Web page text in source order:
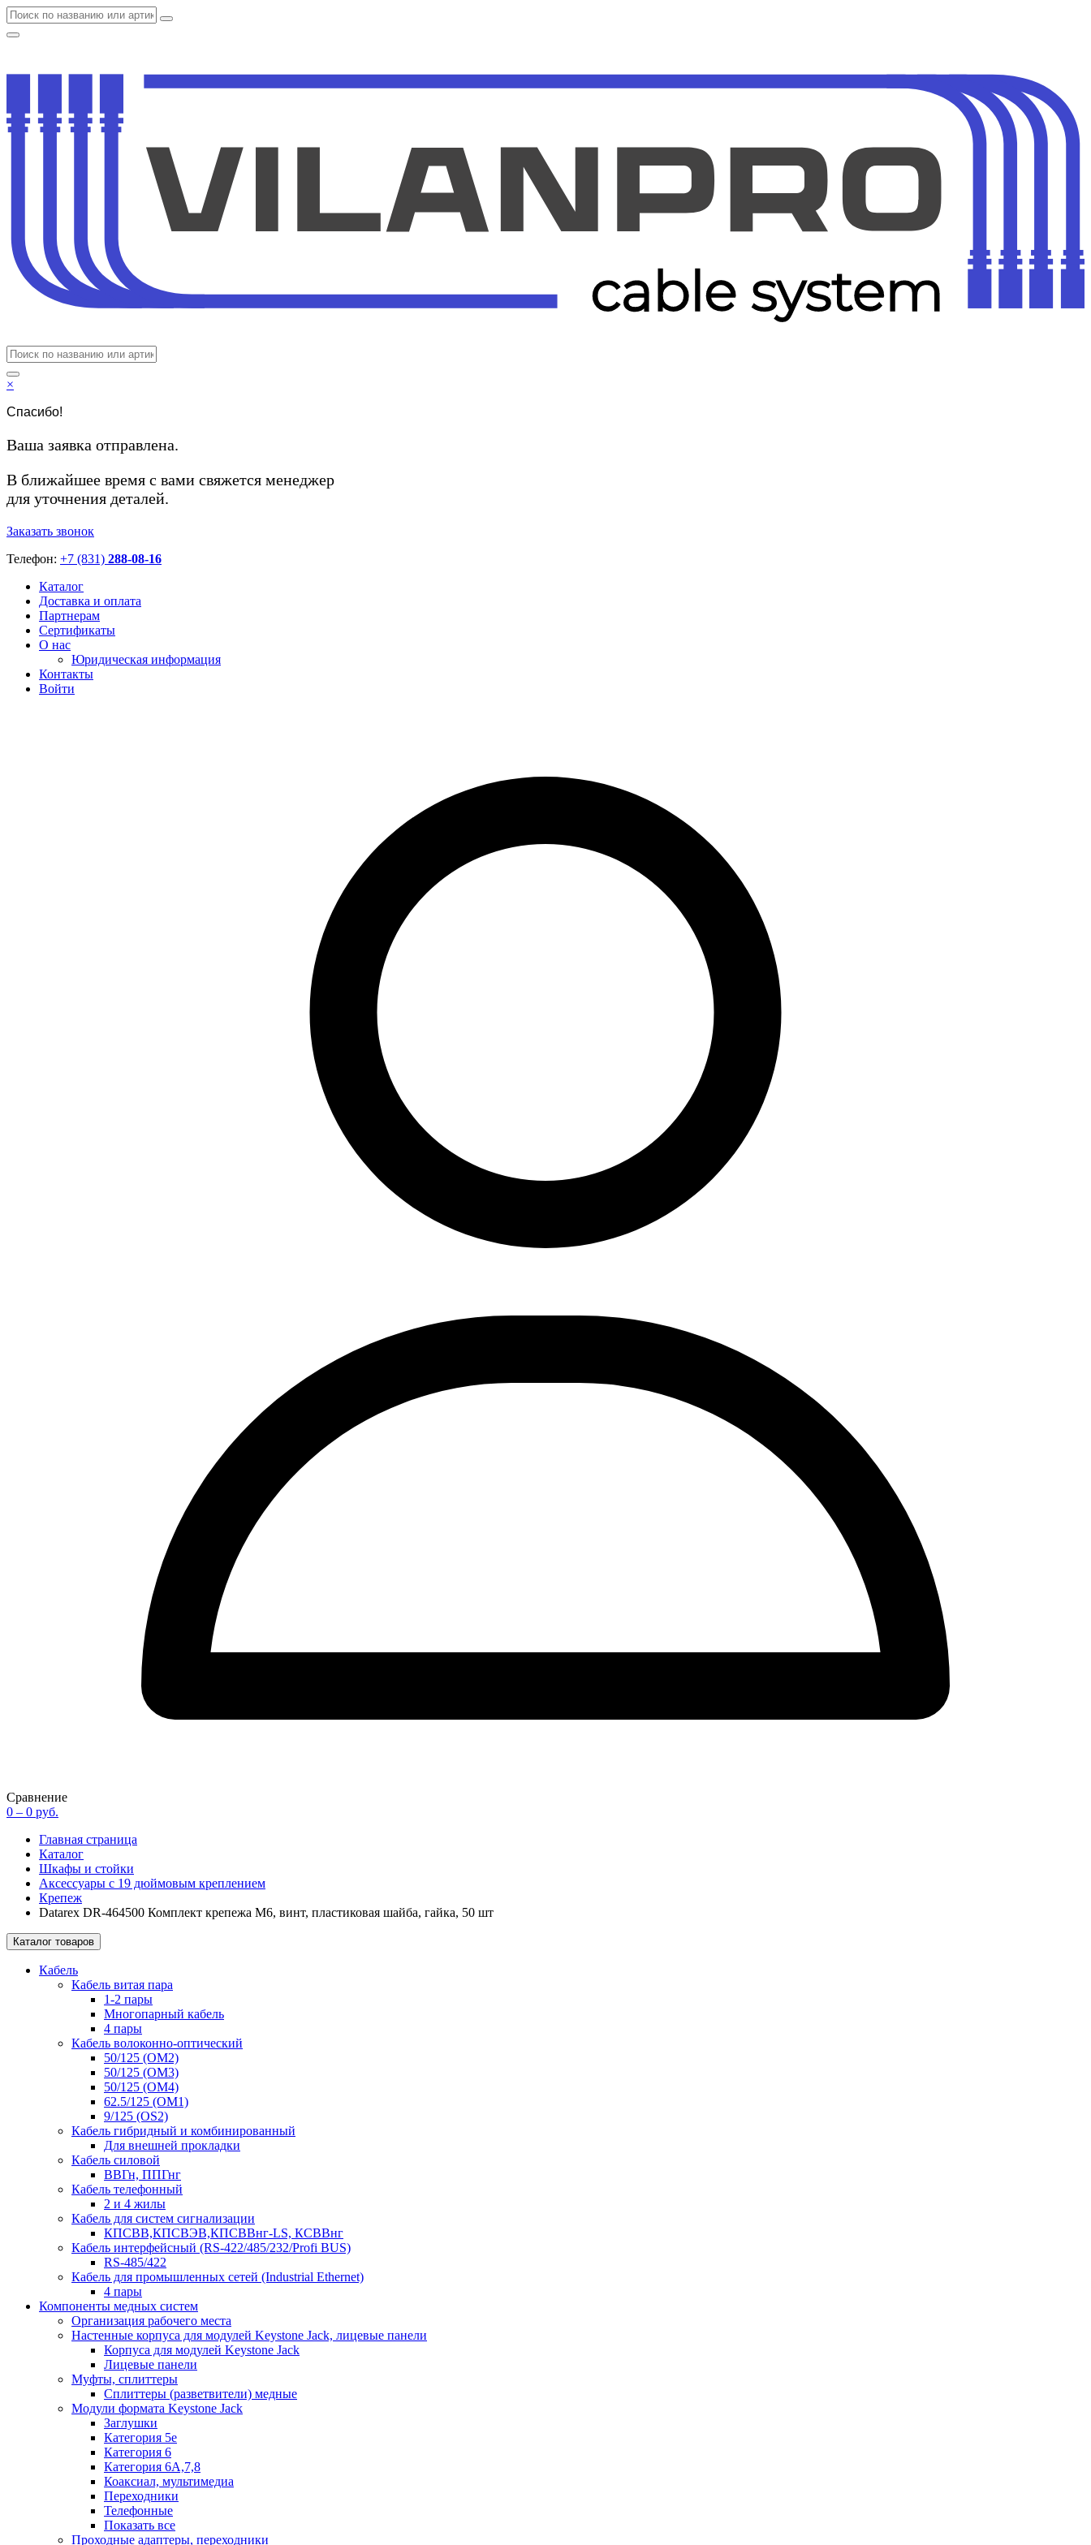
×
Спасибо!
Ваша заявка отправлена.
В ближайшее время с вами свяжется менеджер
для уточнения деталей.
Заказать звонок
Телефон: +7 (831) 288-08-16
Каталог
Доставка и оплата
Партнерам
Сертификаты
О нас
Юридическая информация
Контакты
Войти
Сравнение
0 – 0 руб.
Главная страница
Каталог
Шкафы и стойки
Аксессуары с 19 дюймовым креплением
Крепеж
Datarex DR-464500 Комплект крепежа М6, винт, пластиковая шайба, гайка, 50 шт
Каталог товаров
Кабель
Кабель витая пара
1-2 пары
Многопарный кабель
4 пары
Кабель волоконно-оптический
50/125 (OM2)
50/125 (OM3)
50/125 (OM4)
62.5/125 (OM1)
9/125 (OS2)
Кабель гибридный и комбинированный
Для внешней прокладки
Кабель силовой
ВВГн, ППГнг
Кабель телефонный
2 и 4 жилы
Кабель для систем сигнализации
КПСВВ,КПСВЭВ,КПСВВнг-LS, КСВВнг
Кабель интерфейсный (RS-422/485/232/Profi BUS)
RS-485/422
Кабель для промышленных сетей (Industrial Ethernet)
4 пары
Компоненты медных систем
Организация рабочего места
Настенные корпуса для модулей Keystone Jack, лицевые панели
Корпуса для модулей Keystone Jack
Лицевые панели
Муфты, сплиттеры
Сплиттеры (разветвители) медные
Модули формата Keystone Jack
Заглушки
Категория 5е
Категория 6
Категория 6А,7,8
Коаксиал, мультимедиа
Переходники
Телефонные
Показать все
Проходные адаптеры, переходники